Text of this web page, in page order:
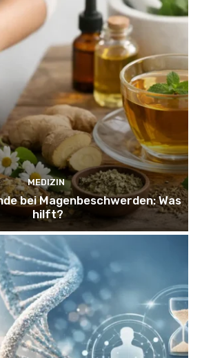
MEDIZIN
bei Magenbeschwerden: Was
hilft?